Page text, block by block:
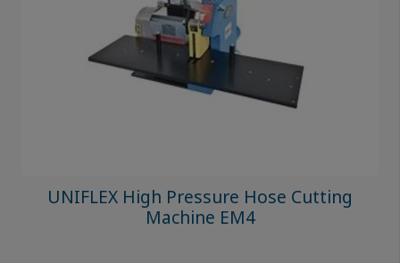
UNIFLEX High Pressure Hose Cutting
Machine EM4